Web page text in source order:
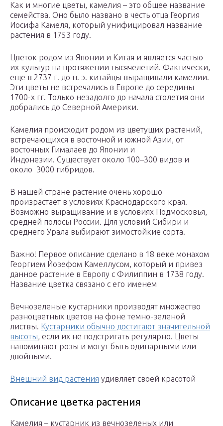
Как и многие цветы, камелия – это общее название
семейства. Оно было названо в честь отца Георгия
Иосифа Камеля, который унифицировал название
растения в 1753 году.
Цветок родом из Японии и Китая и является частью
их культур на протяжении тысячелетий. Фактически,
еще в 2737 г. до н. э. китайцы выращивали камелии.
Эти цветы не встречались в Европе до середины
1700-х гг. Только незадолго до начала столетия они
добрались до Северной Америки.
Камелия происходит родом из цветущих растений,
встречающихся в восточной и южной Азии, от
восточных Гималаев до Японии и
Индонезии. Существует около 100–300 видов и
около 3000 гибридов.
В нашей стране растение очень хорошо
произрастает в условиях Краснодарского края.
Возможно выращивание и в условиях Подмосковья,
средней полосы России. Для условий Сибири и
среднего Урала выбирают зимостойкие сорта.
Важно! Первое описание сделано в 18 веке монахом
Георгием Йозефом Камеллусом, который и привез
данное растение в Европу с Филиппин в 1738 году.
Название цветка связано с его именем
Вечнозеленые кустарники производят множество
разноцветных цветов на фоне темно-зеленой
листвы. Кустарники обычно достигают значительной
высоты, если их не подстригать регулярно. Цветы
напоминают розы и могут быть одинарными или
двойными.
Внешний вид растения удивляет своей красотой
Описание цветка растения
Камелия – кустарник из вечнозеленых или